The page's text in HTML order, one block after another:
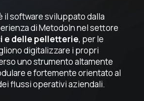
il software sviluppato dalla
di MetodoIn nel settore
e delle pelletterie, per le
digitalizzare i propri
uno strumento altamente
e fortemente orientato al
flussi operativi aziendali.